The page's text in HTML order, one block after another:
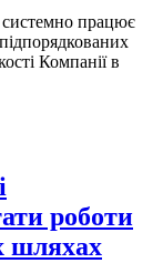
працює
Компанії в
роботи
шляхах